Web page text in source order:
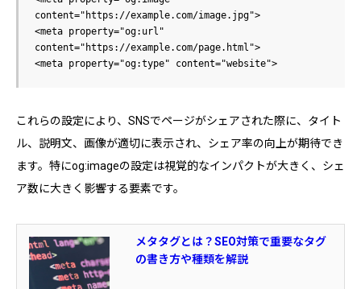
content="https://example.com/image.jpg">
<meta property="og:url"
content="https://example.com/page.html">
これらの設定により、SNSでページがシェアされた際に、タイト
ル、説明文、画像が適切に表示され、シェア率の向上が期待でき
ます。特にog:imageの設定は視覚的なインパクトが大きく、シェ
ア数に大きく影響する要素です。
メタタグとは？SEO対策で重要なタグ
の書き方や種類を解説